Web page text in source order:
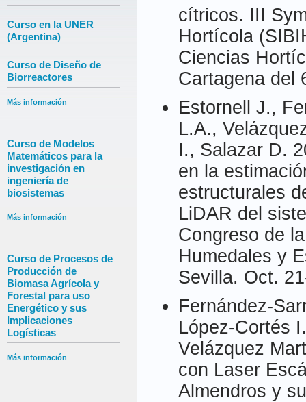
Curso en la UNER
(Argentina)
Curso de Diseño de
Biorreactores
Más información
Curso de Modelos
Matemáticos para la
investigación en
ingeniería de
biosistemas
Más información
Curso de Procesos de
Producción de
Biomasa Agrícola y
Forestal para uso
Energético y sus
Implicaciones
Logísticas
Más información
cítricos. III
Hortícola
Ciencias
Cartagena del
Estornell J.,
L.A.,
I., Salazar D.
en la
estructurales
LiDAR del
Congreso de
Humedales y
Sevilla. Oct.
Fernández-
López-Cortés
Velázquez
con Laser
Almendros y